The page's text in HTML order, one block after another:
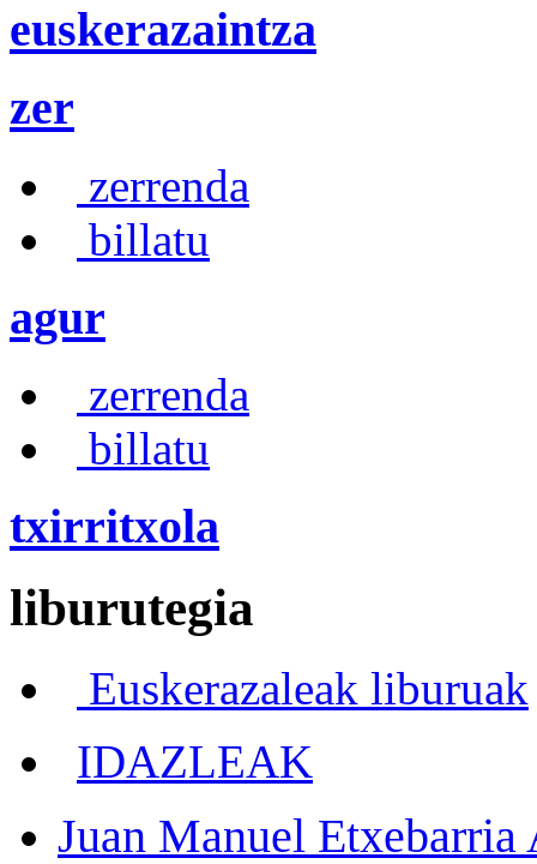
euskerazaintza
zer
zerrenda
billatu
agur
zerrenda
billatu
txirritxola
liburutegia
Euskerazaleak liburuak
IDAZLEAK
Juan Manuel Etxebarria